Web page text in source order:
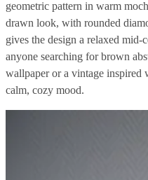
geometric pattern in warm
drawn look, with rounded
gives the design a relaxed
anyone searching for brown
wallpaper or a vintage inspired
calm, cozy mood.